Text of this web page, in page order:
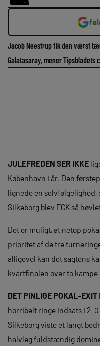
Jacob Neestrup fik den værst
Galatasaray, mener Tipsbladets
JULEFREDEN SER IKKE
København i år. Den
lignede en selvfølgelighed,
Silkeborg blev FCK så
Det er muligt, at netop
prioritet af de tre
alligevel kan det sagtens
kvartfinalen over to kampe
DET PINLIGE POKAL-EXIT
horribelt ringe indsats i 2-
Silkeborg viste et langt
halvleg fuldstændig